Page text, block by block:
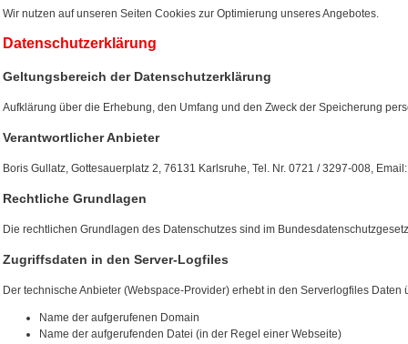
Wir nutzen auf unseren Seiten Cookies zur Optimierung unseres Angebotes.
Datenschutzerklärung
Geltungsbereich der Datenschutzerklärung
Aufklärung über die Erhebung, den Umfang und den Zweck der Speicherung
Verantwortlicher Anbieter
Boris Gullatz, Gottesauerplatz 2, 76131 Karlsruhe, Tel. Nr. 0721 / 3297-008,
Rechtliche Grundlagen
Die rechtlichen Grundlagen des Datenschutzes sind im
Zugriffsdaten in den Server-Logfiles
Der technische Anbieter (Webspace-Provider) erhebt in den Serverlogfiles
Name der aufgerufenen Domain
Name der aufgerufenden Datei (in der Regel einer Webseite)